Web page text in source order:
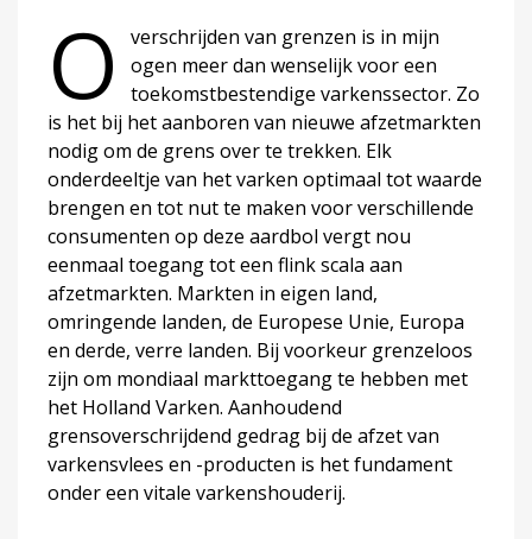
O
verschrijden van grenzen is in mijn
ogen meer dan wenselijk voor een
toekomstbestendige varkenssector. Zo
is het bij het aanboren van nieuwe afzetmarkten
nodig om de grens over te trekken. Elk
onderdeeltje van het varken optimaal tot waarde
brengen en tot nut te maken voor verschillende
consumenten op deze aardbol vergt nou
eenmaal toegang tot een flink scala aan
afzetmarkten. Markten in eigen land,
omringende landen, de Europese Unie, Europa
en derde, verre landen. Bij voorkeur grenzeloos
zijn om mondiaal markttoegang te hebben met
het Holland Varken. Aanhoudend
grensoverschrijdend gedrag bij de afzet van
varkensvlees en -producten is het fundament
onder een vitale varkenshouderij.